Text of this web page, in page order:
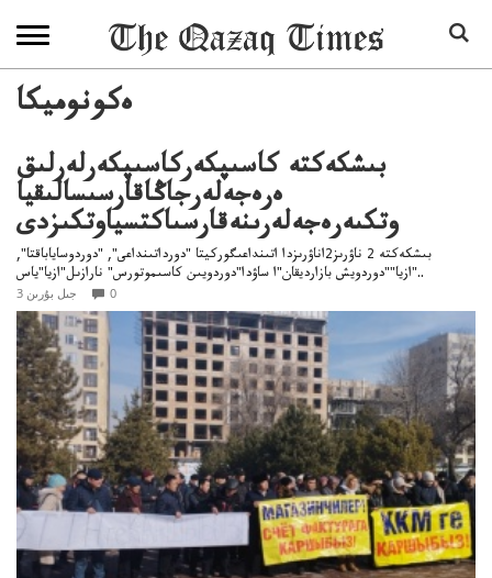
ەكونوميكا
بىشكەكتە كاسىپكەركاسىپكەرلەرلىق
ەرەجەلەرجاڭاقارسىسالىقيا
وتكىەرەجەلەرىنەقارسىاكتسياوتكىزدى
بىشكەكتە 2 ناۋرىز2اناۋرىزدا اتىنداعىگوركيتا "دورداتىنداعى", "دوردوساياباقتا",
"ازيا""دوردويش بازارديقان"ا ساۋدا"دوردويىن كاسىموتورس" نارازىل"ازيا"ياس..
3 جىل بۇرىن 0